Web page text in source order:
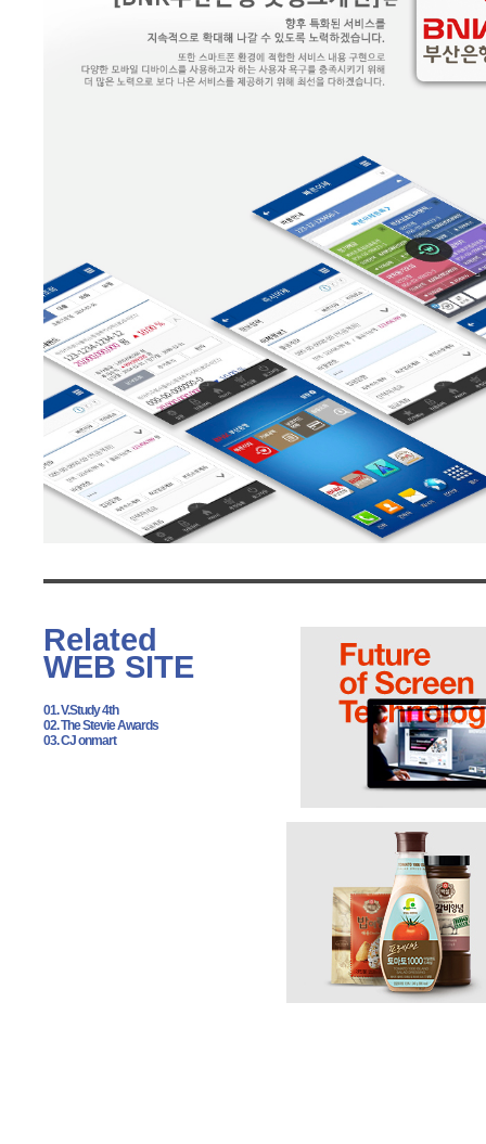
Related
WEB SITE
01. V.Study 4th
02. The Stevie Awards
03. CJ onmart